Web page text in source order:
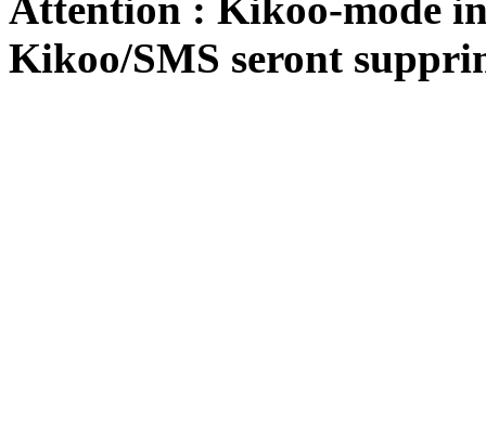
Attention : Kikoo-mode
Kikoo/SMS seront